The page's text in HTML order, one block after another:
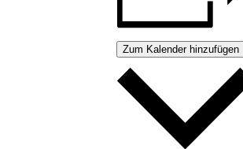
Zum Kalender hinzufügen